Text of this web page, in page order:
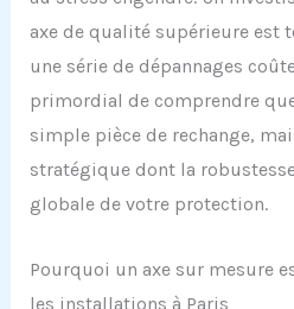
axe de qualité supérieure est
une série de dépannages
primordial de comprendre que
simple pièce de rechange,
stratégique dont la
globale de votre protection.
Pourquoi un axe sur mesure
les installations à Paris